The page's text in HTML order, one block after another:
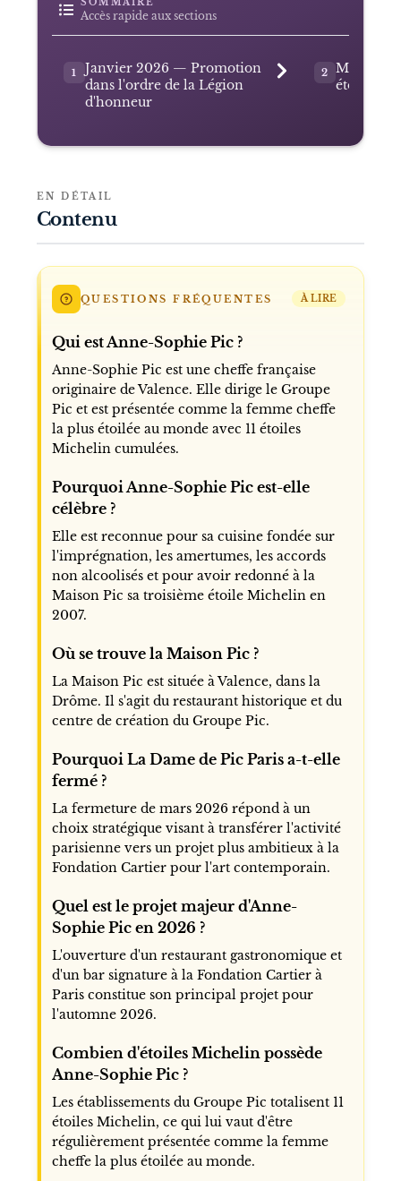
SOMMAIRE
Accès rapide aux sections
1
Janvier 2026 — Promotion
dans l'ordre de la Légion
d'honneur
2
Mars
étoile
EN DÉTAIL
Contenu
QUESTIONS FRÉQUENTES À LIRE
Qui est Anne-Sophie Pic ?
Anne-Sophie Pic est une cheffe française
originaire de Valence. Elle dirige le Groupe
Pic et est présentée comme la femme cheffe
la plus étoilée au monde avec 11 étoiles
Michelin cumulées.
Pourquoi Anne-Sophie Pic est-elle
célèbre ?
Elle est reconnue pour sa cuisine fondée sur
l'imprégnation, les amertumes, les accords
non alcoolisés et pour avoir redonné à la
Maison Pic sa troisième étoile Michelin en
2007.
Où se trouve la Maison Pic ?
La Maison Pic est située à Valence, dans la
Drôme. Il s'agit du restaurant historique et du
centre de création du Groupe Pic.
Pourquoi La Dame de Pic Paris a-t-elle
fermé ?
La fermeture de mars 2026 répond à un
choix stratégique visant à transférer l'activité
parisienne vers un projet plus ambitieux à la
Fondation Cartier pour l'art contemporain.
Quel est le projet majeur d'Anne-
Sophie Pic en 2026 ?
L'ouverture d'un restaurant gastronomique et
d'un bar signature à la Fondation Cartier à
Paris constitue son principal projet pour
l'automne 2026.
Combien d'étoiles Michelin possède
Anne-Sophie Pic ?
Les établissements du Groupe Pic totalisent 11
étoiles Michelin, ce qui lui vaut d'être
régulièrement présentée comme la femme
cheffe la plus étoilée au monde.